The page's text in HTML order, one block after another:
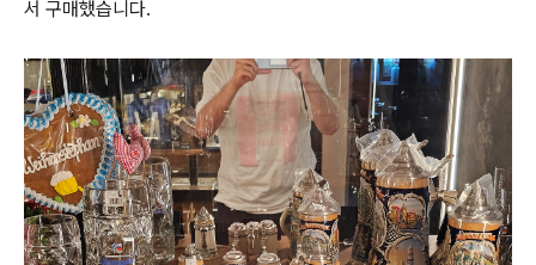
서 구매했습니다.